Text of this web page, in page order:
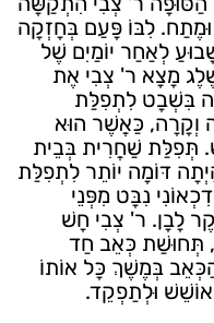
לִבּוֹ פָּעַם בְּחָזְקָה
לְאַחַר יוֹמַיִם שֶׁל
מָצָא ר' צְבִי אֶת
בִּשְׁבָט לִתְפִלַּת
וְקָרָה, כַּאֲשֶׁר הוּא
תְּפִלַּת שַׁחֲרִית בְּבֵית
דּוֹמָה יוֹתֵר לִתְפִלַּת
נִבָּט מִפְּנֵי
לָבָן. ר' צְבִי חָשׁ
תְּחוּשַׁת כְּאֵב חַד
בְּמֶשֶׁךְ כָּל אוֹתוֹ
וּלְתַפְקֵד.